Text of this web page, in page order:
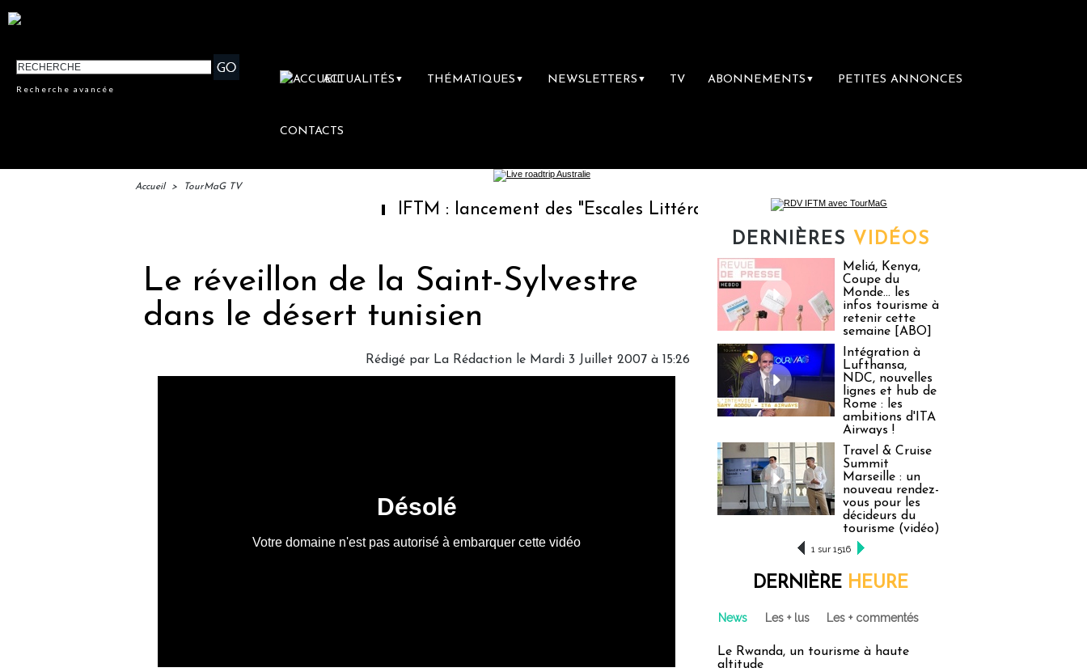
Recherche avancée
ACTUALITÉS ▼ THÉMATIQUES ▼ NEWSLETTERS ▼ TV ABONNEMENTS ▼ PETITES ANNONCES
CONTACTS
Accueil > TourMaG TV
IFTM : lancement des "Escales Littéraires", la première librairie du voyage
Le réveillon de la Saint-Sylvestre
dans le désert tunisien
Rédigé par La Rédaction le Mardi 3 Juillet 2007 à 15:26
DERNIÈRES VIDÉOS
Meliá, Kenya,
Coupe du
Monde… les
infos tourisme à
retenir cette
semaine [ABO]
Intégration à
Lufthansa,
NDC, nouvelles
lignes et hub de
Rome : les
ambitions d'ITA
Airways !
Travel & Cruise
Summit
Marseille : un
nouveau rendez-
vous pour les
décideurs du
tourisme (vidéo)
1 sur 1516
DERNIÈRE HEURE
News Les + lus Les + commentés
Le Rwanda, un tourisme à haute
altitude